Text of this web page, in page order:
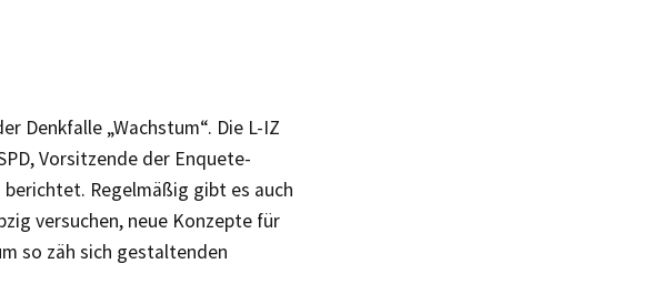
Denkfalle „Wachstum“. Die L-IZ
Vorsitzende der Enquete-
Regelmäßig gibt es auch
versuchen, neue Konzepte für
so zäh sich gestaltenden